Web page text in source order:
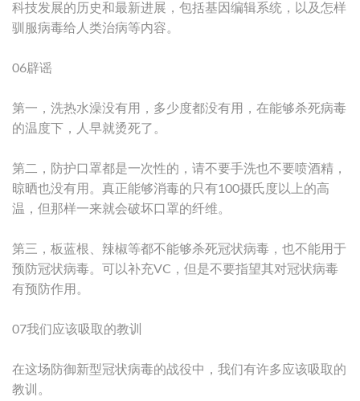
科技发展的历史和最新进展，包括基因编辑系统，以及怎样
驯服病毒给人类治病等内容。
06辟谣
第一，洗热水澡没有用，多少度都没有用，在能够杀死病毒
的温度下，人早就烫死了。
第二，防护口罩都是一次性的，请不要手洗也不要喷酒精，
晾晒也没有用。真正能够消毒的只有100摄氏度以上的高
温，但那样一来就会破坏口罩的纤维。
第三，板蓝根、辣椒等都不能够杀死冠状病毒，也不能用于
预防冠状病毒。可以补充VC，但是不要指望其对冠状病毒
有预防作用。
07我们应该吸取的教训
在这场防御新型冠状病毒的战役中，我们有许多应该吸取的
教训。